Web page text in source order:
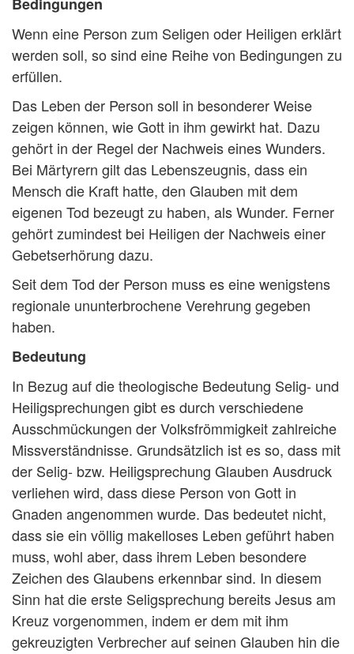
Wenn eine Person zum Seligen oder Heiligen erklärt
werden soll, so sind eine Reihe von Bedingungen zu
erfüllen.
Das Leben der Person soll in besonderer Weise
zeigen können, wie Gott in ihm gewirkt hat. Dazu
gehört in der Regel der Nachweis eines Wunders.
Bei Märtyrern gilt das Lebenszeugnis, dass ein
Mensch die Kraft hatte, den Glauben mit dem
eigenen Tod bezeugt zu haben, als Wunder. Ferner
gehört zumindest bei Heiligen der Nachweis einer
Gebetserhörung dazu.
Seit dem Tod der Person muss es eine wenigstens
regionale ununterbrochene Verehrung gegeben
haben.
Bedeutung
In Bezug auf die theologische Bedeutung Selig- und
Heiligsprechungen gibt es durch verschiedene
Ausschmückungen der Volksfrömmigkeit zahlreiche
Missverständnisse. Grundsätzlich ist es so, dass mit
der Selig- bzw. Heiligsprechung Glauben Ausdruck
verliehen wird, dass diese Person von Gott in
Gnaden angenommen wurde. Das bedeutet nicht,
dass sie ein völlig makelloses Leben geführt haben
muss, wohl aber, dass ihrem Leben besondere
Zeichen des Glaubens erkennbar sind. In diesem
Sinn hat die erste Seligsprechung bereits Jesus am
Kreuz vorgenommen, indem er dem mit ihm
gekreuzigten Verbrecher auf seinen Glauben hin die